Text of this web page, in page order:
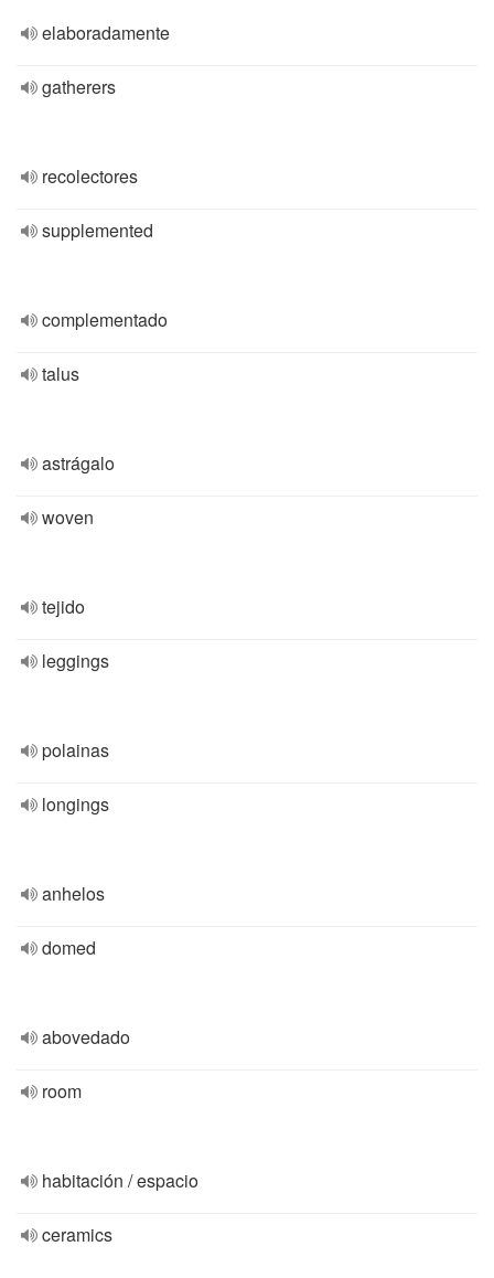
elaboradamente
gatherers
recolectores
supplemented
complementado
talus
astrágalo
woven
tejido
leggings
polainas
longings
anhelos
domed
abovedado
room
habitación / espacio
ceramics